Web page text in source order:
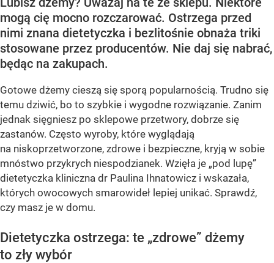
mogą cię mocno rozczarować. Ostrzega przed
nimi znana dietetyczka i bezlitośnie obnaża triki
stosowane przez producentów. Nie daj się nabrać,
będąc na zakupach.
Gotowe dżemy cieszą się sporą popularnością. Trudno się
temu dziwić, bo to szybkie i wygodne rozwiązanie. Zanim
jednak sięgniesz po sklepowe przetwory, dobrze się
zastanów. Często wyroby, które wyglądają
na niskoprzetworzone, zdrowe i bezpieczne, kryją w sobie
mnóstwo przykrych niespodzianek. Wzięła je „pod lupę”
dietetyczka kliniczna dr Paulina Ihnatowicz i wskazała,
których owocowych smarowideł lepiej unikać. Sprawdź,
czy masz je w domu.
Dietetyczka ostrzega: te „zdrowe” dżemy
to zły wybór